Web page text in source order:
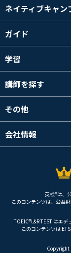
ネイティブキャン
ガイド
学習
講師を探す
その他
会社情報
英検®は、
このコンテンツは、公益
TOEIC®L&R TEST はエ
このコンテンツは
Copyright